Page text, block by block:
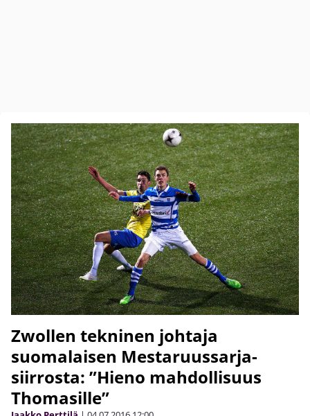
Zwollen tekninen johtaja
suomalaisen Mestaruussarja-
siirrosta: ”Hieno mahdollisuus
Thomasille”